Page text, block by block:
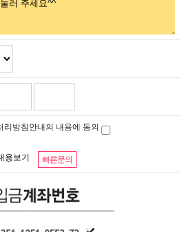
리방침안내의 내용에 동의
용보기 빠른문의